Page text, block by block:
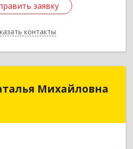
заявку
контакты
заявку
Назад
Михайловна
Михайловна